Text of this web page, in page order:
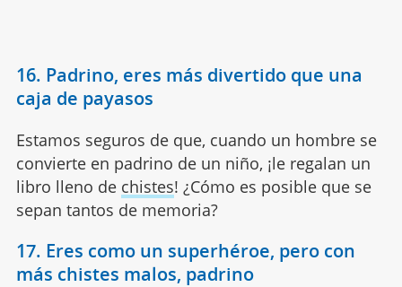
16. Padrino, eres más divertido que una
caja de payasos
Estamos seguros de que, cuando un hombre se
convierte en padrino de un niño, ¡le regalan un
libro lleno de chistes! ¿Cómo es posible que se
sepan tantos de memoria?
17. Eres como un superhéroe, pero con
más chistes malos, padrino